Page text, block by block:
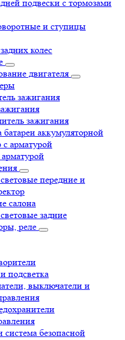
подвески с тормозами
и ступицы
колес
двигателя
зажигания
зажигания
батареи аккумуляторной
с арматурой
передние и
салона
задние
реле
подсветка
выключатели и
система безопасной